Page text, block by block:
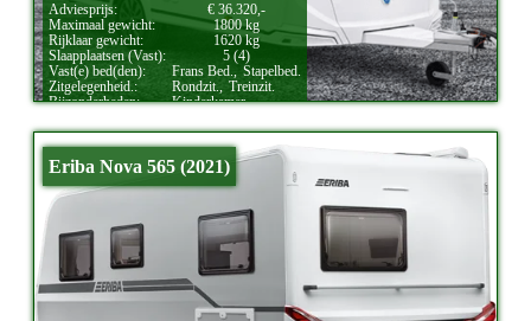
Adviesprijs:
€ 36.320,-
Maximaal gewicht:
1800 kg
Rijklaar gewicht:
1620 kg
Slaapplaatsen (Vast):
5 (4)
Vast(e) bed(den):
Frans Bed., Stapelbed.
Zitgelegenheid.:
Rondzit., Treinzit.
Bijzonderheden:
Kinderkamer.
Eriba Nova 565 (2021)